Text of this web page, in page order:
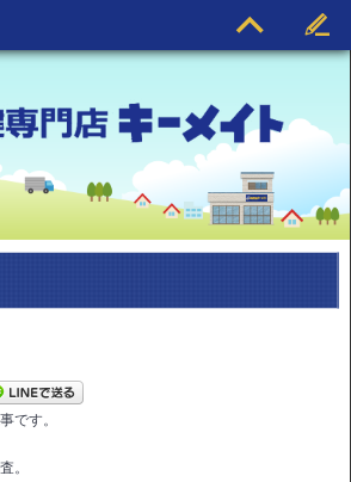
です。
。